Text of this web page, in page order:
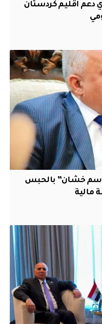
دعم اقليم ‏كردستان
خشان” بالحبس
مالية